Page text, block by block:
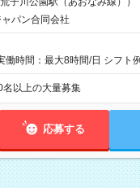
パン合同会社
働時間：最大8時間/日 シフト
名以上の大量募集
応募する